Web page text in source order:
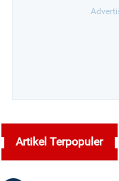
Artikel Terpopuler